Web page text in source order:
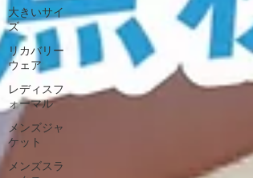
大きいサイ
ズ
リカバリー
ウェア
レディスフ
ォーマル
メンズジャ
ケット
メンズスラ